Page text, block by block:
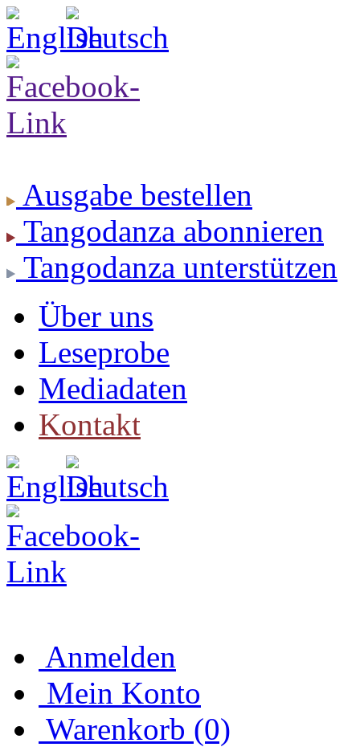
Ausgabe bestellen
Tangodanza abonnieren
Tangodanza unterstützen
Über uns
Leseprobe
Mediadaten
Kontakt
Anmelden
Mein Konto
Warenkorb (0)